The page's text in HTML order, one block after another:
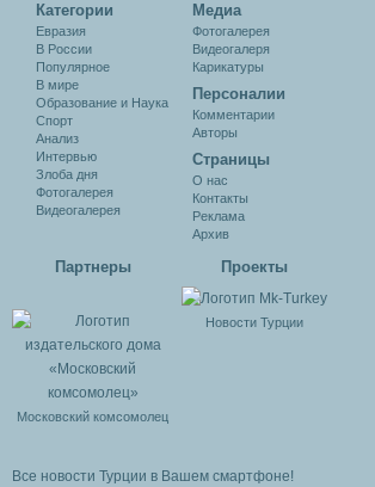
Категории
Евразия
В России
Популярное
В мире
Образование и Наука
Спорт
Анализ
Интервью
Злоба дня
Фотогалерея
Видеогалерея
Медиа
Фотогалерея
Видеогалеря
Карикатуры
Персоналии
Комментарии
Авторы
Cтраницы
О нас
Контакты
Реклама
Архив
Партнеры
Московский комсомолец
Проекты
Новости Турции
Все новости Турции в Вашем смартфоне!